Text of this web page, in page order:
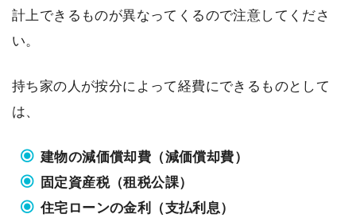
計上できるものが異なってくるので注意してくださ
い。
持ち家の人が按分によって経費にできるものとして
は、
建物の減価償却費（減価償却費）
固定資産税（租税公課）
住宅ローンの金利（支払利息）